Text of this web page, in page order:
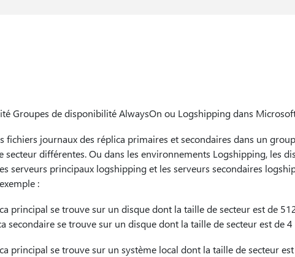
Groupes de disponibilité AlwaysOn ou Logshipping dans
fichiers journaux des réplica primaires et secondaires dans un
secteur différentes. Ou dans les environnements Logshipping, les
serveurs principaux logshipping et les serveurs secondaires
:
principal se trouve sur un disque dont la taille de secteur est de
secondaire se trouve sur un disque dont la taille de secteur est de
principal se trouve sur un système local dont la taille de secteur